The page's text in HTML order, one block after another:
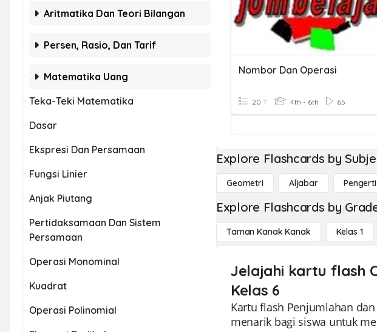
Aritmatika Dan Teori Bilangan
Persen, Rasio, Dan Tarif
Matematika Uang
Teka-Teki Matematika
Dasar
Ekspresi Dan Persamaan
Fungsi Linier
Anjak Piutang
Pertidaksamaan Dan Sistem
Persamaan
Operasi Monominal
Kuadrat
Operasi Polinomial
Nombor Dan Operasi
20 T 4th - 6th 65
Explore Flashcards by
Geometri Aljabar
Explore Flashcards by
Taman Kanak Kanak Kelas 1
Jelajahi kartu flash
Kelas 6
Kartu flash Penjumlahan
menarik bagi siswa untuk